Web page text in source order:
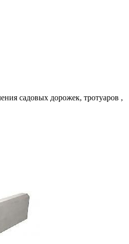
садовых дорожек, тротуаров ,